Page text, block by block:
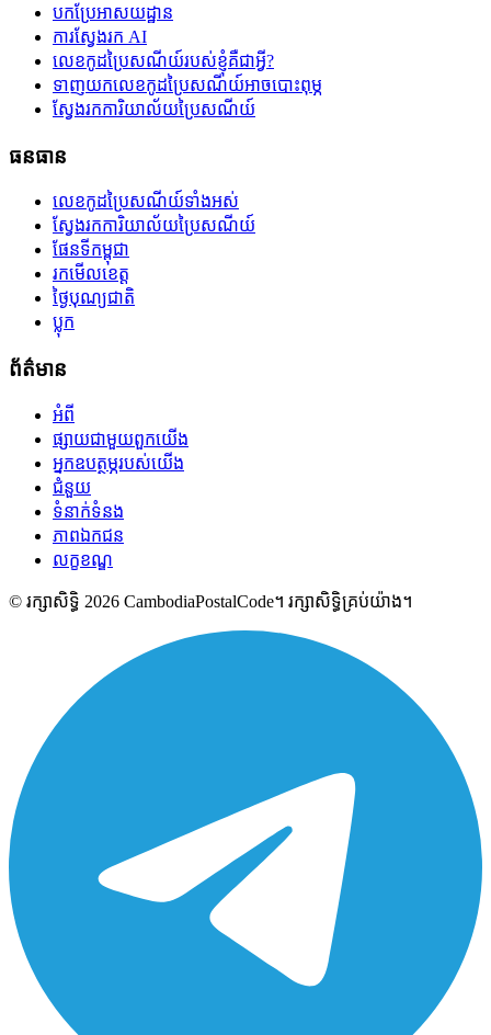
បកប្រែអាសយដ្ឋាន
ការស្វែងរក AI
លេខកូដប្រៃសណីយ៍របស់ខ្ញុំគឺជាអ្វី?
ទាញយកលេខកូដប្រៃសណីយ៍អាចបោះពុម្ភ
ស្វែងរកការិយាល័យប្រៃសណីយ៍
ធនធាន
លេខកូដប្រៃសណីយ៍ទាំងអស់
ស្វែងរកការិយាល័យប្រៃសណីយ៍
ផែនទីកម្ពុជា
រកមើលខេត្ត
ថ្ងៃបុណ្យជាតិ
ប្លុក
ព័ត៌មាន
អំពី
ផ្សាយជាមួយពួកយើង
អ្នកឧបត្ថម្ភរបស់យើង
ជំនួយ
ទំនាក់ទំនង
ភាពឯកជន
លក្ខខណ្ឌ
© រក្សាសិទ្ធិ 2026 CambodiaPostalCode។ រក្សាសិទ្ធិគ្រប់យ៉ាង។